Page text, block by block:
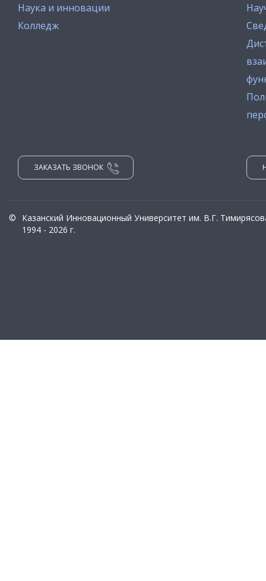
Наука и инновации
Колледж
ЗАКАЗАТЬ ЗВОНОК
©
Казанский Инновационный Университет им. В.Г.
1994 - 2026 г.